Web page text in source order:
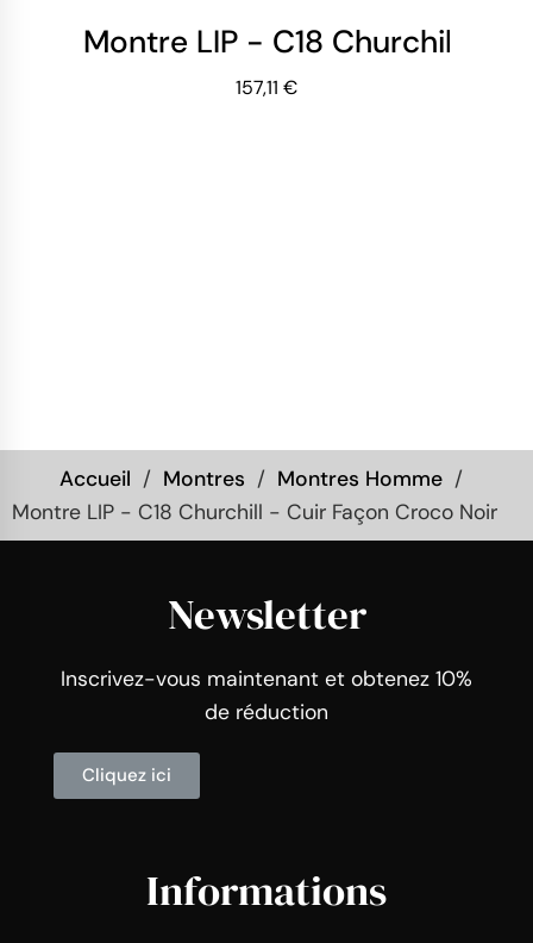
Montre LIP - C18 Churchill -
157,11 €
Accueil Montres
Montres Homme
Montre LIP - C18 Churchill - Cuir Façon Croco Noir
Newsletter
Inscrivez-vous maintenant et obtenez 10%
de réduction
Cliquez ici
Informations